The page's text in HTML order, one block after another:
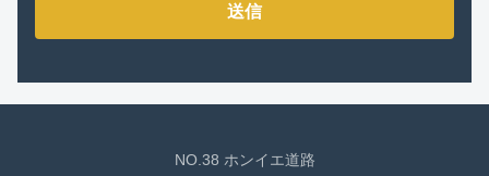
送信
NO.38 ホンイエ道路